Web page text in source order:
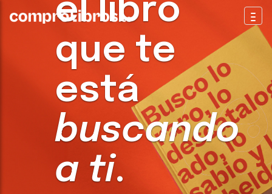
el libro
que te
está
buscando
a ti.